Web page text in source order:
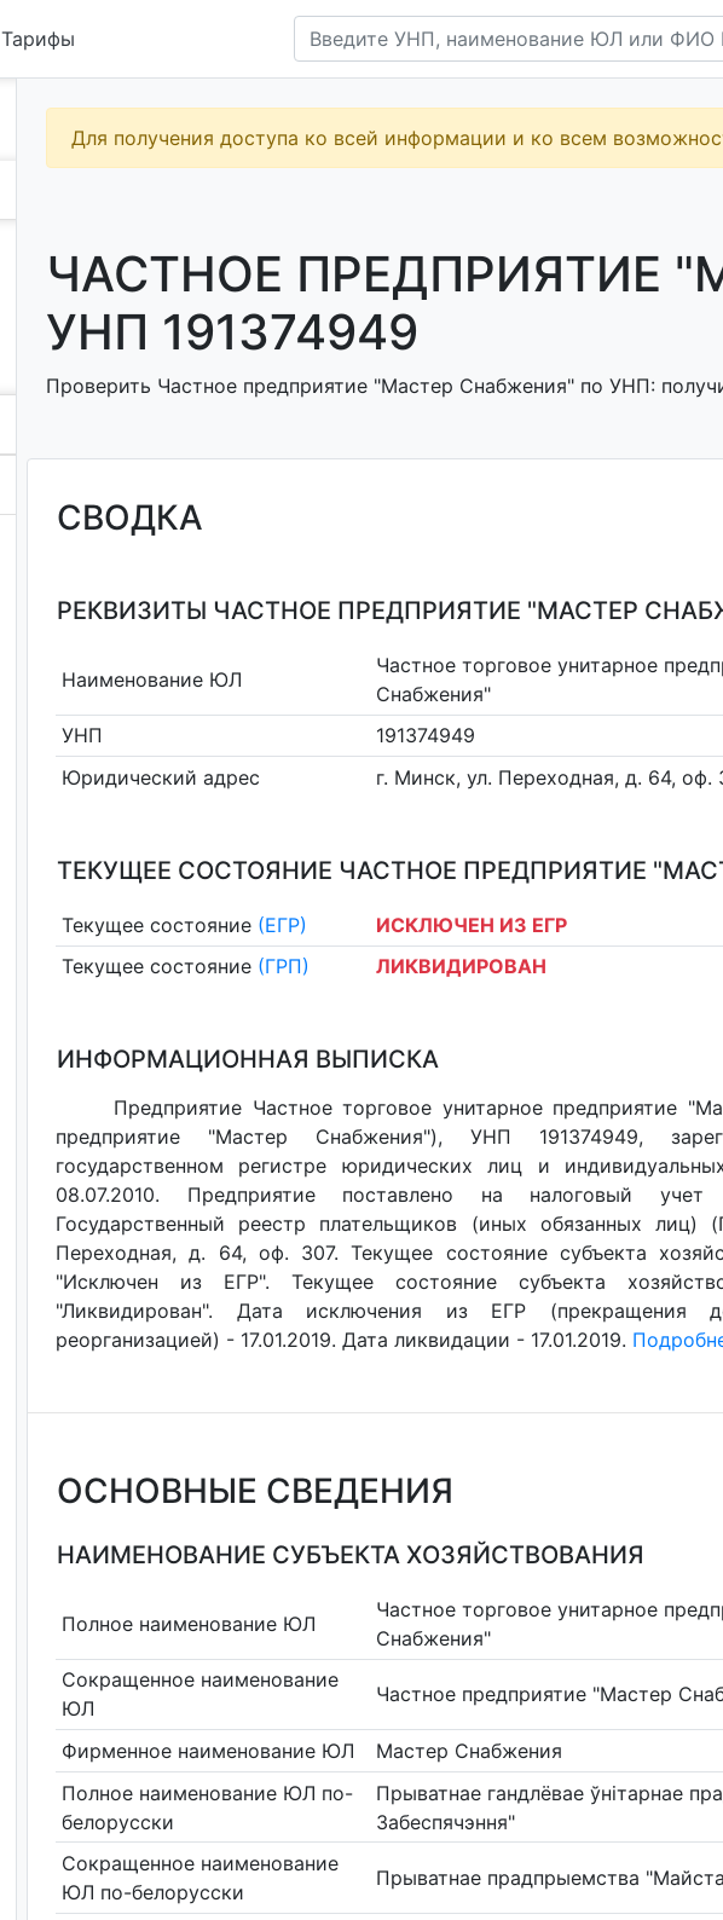
Тарифы
Для получения доступа ко всей информации и ко всем
ЧАСТНОЕ ПРЕДПРИЯТИЕ
УНП 191374949
Проверить Частное предприятие "Мастер Снабжения" по УНП:
СВОДКА
РЕКВИЗИТЫ ЧАСТНОЕ ПРЕДПРИЯТИЕ "МАСТЕР
Наименование ЮЛ
Частное торговое унитарное
Снабжения"
УНП
191374949
Юридический адрес
г. Минск, ул. Переходная, д. 64, оф.
ТЕКУЩЕЕ СОСТОЯНИЕ ЧАСТНОЕ ПРЕДПРИЯТИЕ
Текущее состояние (ЕГР)
ИСКЛЮЧЕН ИЗ ЕГР
Текущее состояние (ГРП) ЛИКВИДИРОВАН
ИНФОРМАЦИОННАЯ ВЫПИСКА
Предприятие Частное торговое унитарное предприятие
предприятие "Мастер Снабжения"), УНП 191374949,
государственном регистре юридических лиц и
08.07.2010. Предприятие поставлено на налоговый
Государственный реестр плательщиков (иных обязанных
Переходная, д. 64, оф. 307. Текущее состояние субъекта
"Исключен из ЕГР". Текущее состояние субъекта
"Ликвидирован". Дата исключения из ЕГР (прекращения
реорганизацией) - 17.01.2019. Дата ликвидации - 17.01.2019.
ОСНОВНЫЕ СВЕДЕНИЯ
НАИМЕНОВАНИЕ СУБЪЕКТА ХОЗЯЙСТВОВАНИЯ
Полное наименование ЮЛ
Частное торговое унитарное
Снабжения"
Сокращенное наименование
ЮЛ
Частное предприятие "Мастер
Фирменное наименование ЮЛ
Мастер Снабжения
Полное наименование ЮЛ по-
белорусски
Прыватнае гандлёвае ўнітарнае
Забеспячэння"
Сокращенное наименование
ЮЛ по-белорусски
Прыватнае прадпрыемства